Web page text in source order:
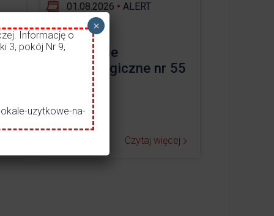
01.08.2026 • ALERT
ostrzeżenie
meteorologiczne nr 55
Czytaj więcej
Informację o
3, pokój Nr 9,
uzytkowe-na-
×